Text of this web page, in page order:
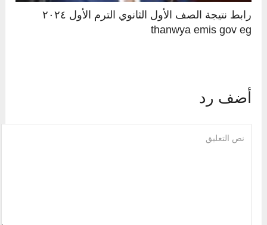
رابط نتيجة الصف الأول الثانوي الترم الأول ٢٠٢٤
thanwya emis gov eg
أضف رد